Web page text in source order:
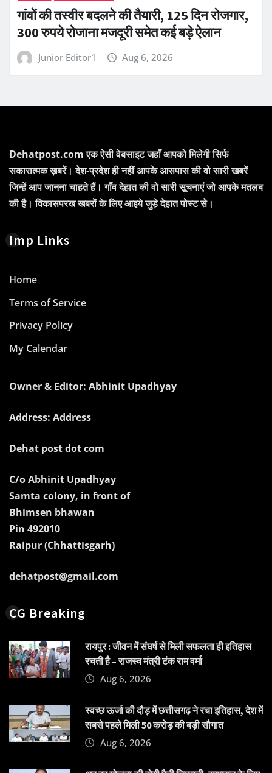
गांवों की तस्वीर बदलने की तैयारी, 125 दिन रोजगार,
300 रुपये रोजाना मजदूरी समेत कई बड़े ऐलान
Junior Editor1 Aug 6, 2026
Dehatpost.com एक ऐसी वेबसाइट जहाँ आपको मिलेगी सिर्फ
सकारात्मक ख़बरें। देश-प्रदेश ही नहीं आपके आसपास की वो सारी खबरें
जिन्हें आप जानना चाहते हैं। गाँव देहात की वो सारी सूचनाएं जो आपके मतलब
की है। विकासपरख खबरों के लिए आइये जुड़े देहात पोस्ट से।
Imp Links
Home
Terms of Service
Privacy Policy
My Calendar
Owner & Editor: Abhinit Upadhyay
Address: Address
Dehat post dot com
C/o Abhinit Upadhyay
Samta colony, in front of
Bhimsen bhawan
Pin 492010
Raipur (Chhattisgarh)
dehatpost@gmail.com
CG Breaking
रायपुर : जीवन में संघर्ष से मिली सफलता ही इतिहास
रचती है – राजस्व मंत्री टंक राम वर्मा
Aug 6, 2026
स्वच्छ ऊर्जा की दौड़ में छत्तीसगढ़ ने रचा इतिहास, देश में
सबसे पहले मिली 50 करोड़ की बड़ी सौगात
Aug 6, 2026